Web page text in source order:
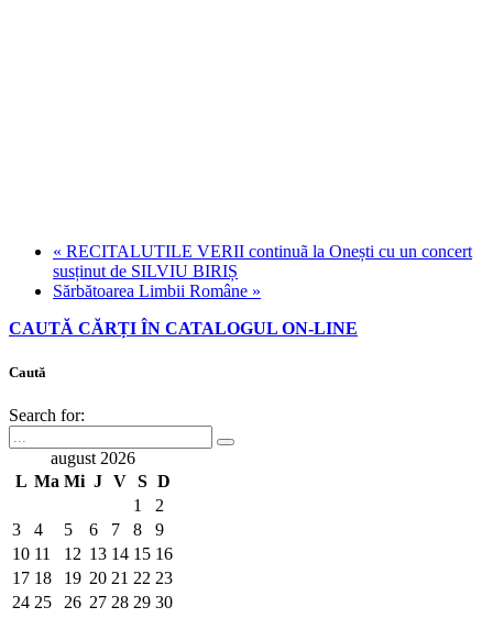
« RECITALUTILE VERII continuã la Onești cu un concert
susținut de SILVIU BIRIȘ
Sărbătoarea Limbii Române »
CAUTĂ CĂRȚI ÎN CATALOGUL ON-LINE
Caută
Search for:
august 2026
L Ma Mi J V S D
1
2
3
4 5 6 7 8
9
10 11 12 13 14 15 16
17 18 19 20 21 22 23
24 25 26 27 28 29 30